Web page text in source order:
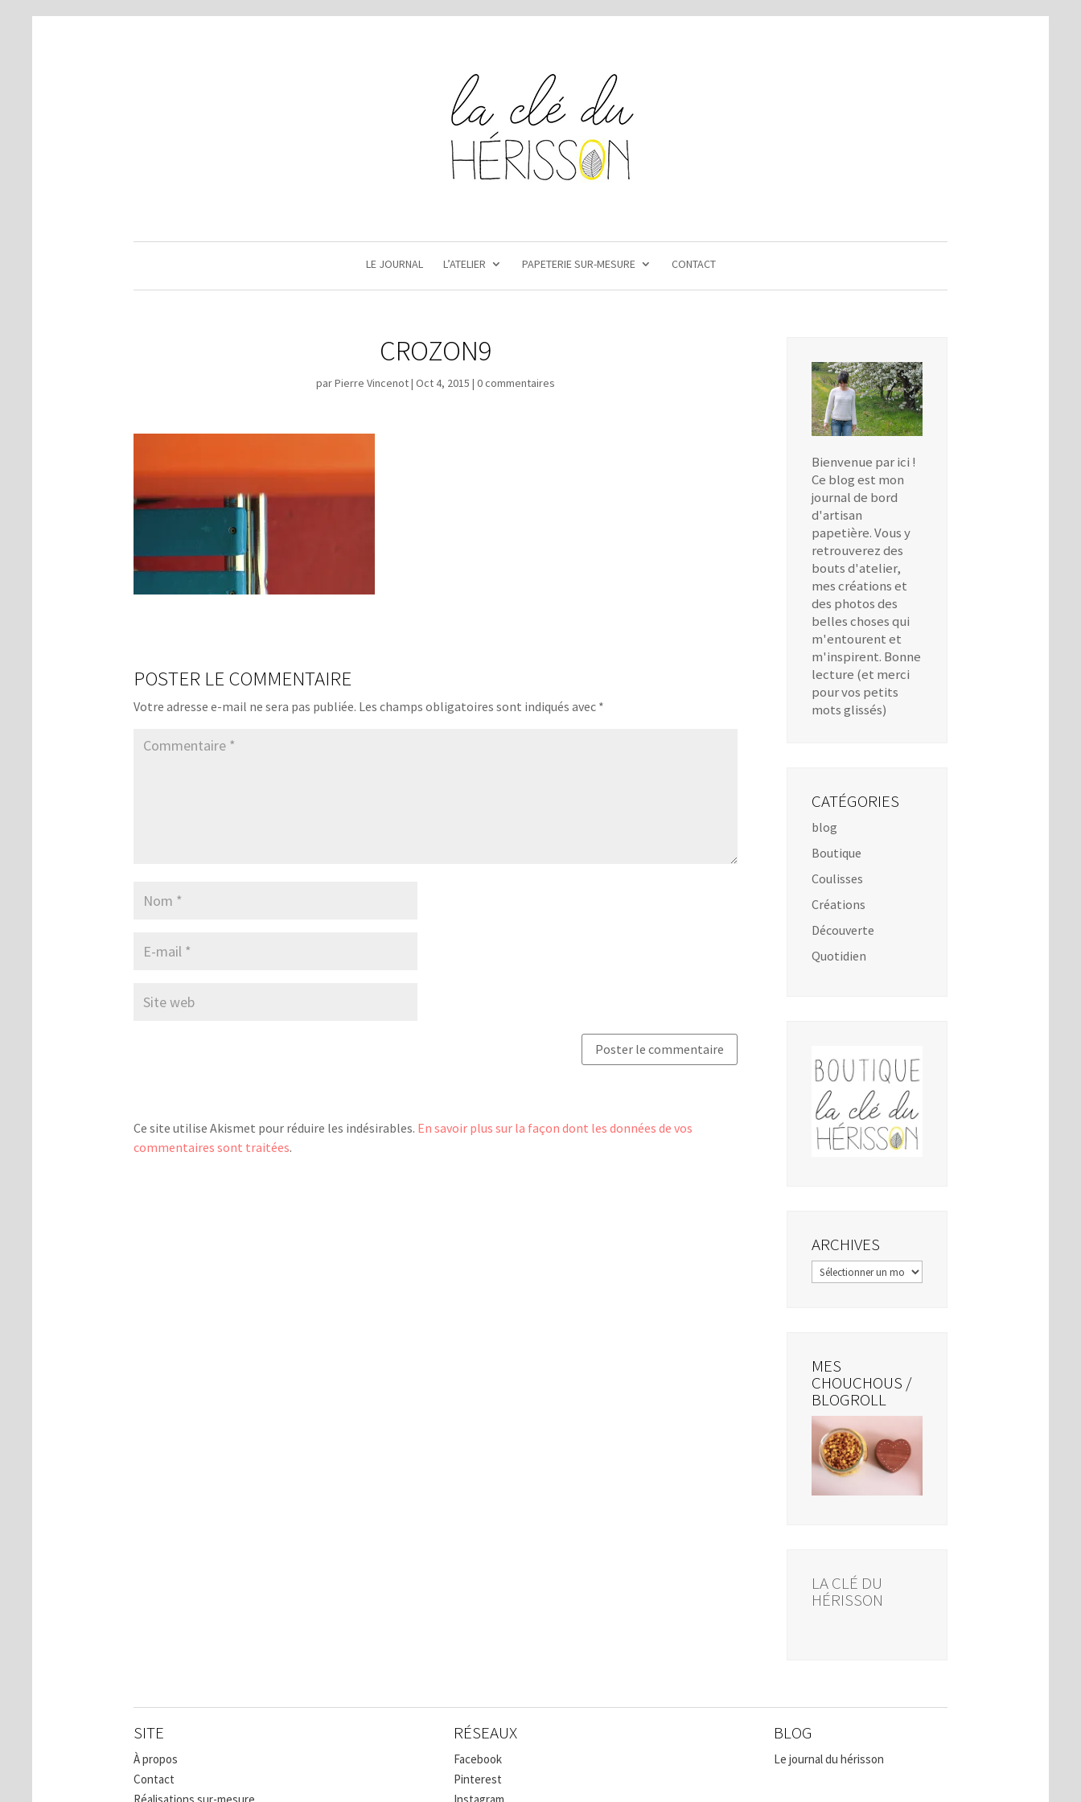
LE JOURNAL L’ATELIER PAPETERIE SUR-MESURE CONTACT
CROZON9
parPierre Vincenot|Oct 4, 2015 |0 commentaires
POSTER LE COMMENTAIRE
Votre adresse e-mail ne sera pas publiée. Les champs obligatoires sont indiqués avec *
Ce site utilise Akismet pour réduire les indésirables. En savoir plus sur la façon dont les données de vos
commentaires sont traitées.
Bienvenue par ici !
Ce blog est mon
journal de bord
d'artisan
papetière. Vous y
retrouverez des
bouts d'atelier,
mes créations et
des photos des
belles choses qui
m'entourent et
m'inspirent. Bonne
lecture (et merci
pour vos petits
mots glissés)
CATÉGORIES
blog
Boutique
Coulisses
Créations
Découverte
Quotidien
ARCHIVES
Archives
MES
CHOUCHOUS /
BLOGROLL
LA CLÉ DU
HÉRISSON
SITE
À propos
Contact
RÉSEAUX
Facebook
Pinterest
BLOG
Le journal du hérisson